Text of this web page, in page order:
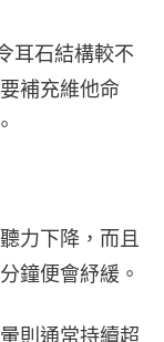
耳石結構較不
補充維他命
力下降，而且
鐘便會紓緩。
則通常持續超